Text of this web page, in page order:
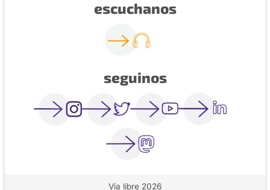
escuchanos
seguinos
Vía libre 2026